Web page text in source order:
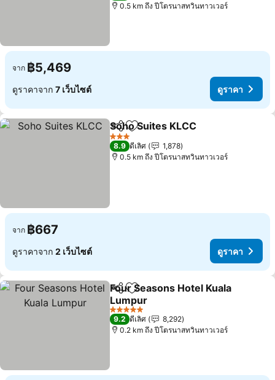
0.5 km ถึง ปีโตรนาสทวินทาวเวอร์
จาก ฿5,469
ดูราคาจาก 7 เว็บไซต์ ดูราคา
แชร์ เพิ่มในรายการโปรด
Soho Suites KLCC
3 ดาว
8.9 ดีเลิศ
1,878
0.5 km ถึง ปีโตรนาสทวินทาวเวอร์
จาก ฿667
ดูราคาจาก 2 เว็บไซต์ ดูราคา
แชร์ เพิ่มในรายการโปรด
Four Seasons Hotel Kuala
Lumpur
ดูราคา
5 ดาว
9.2 ดีเลิศ
8,292
0.2 km ถึง ปีโตรนาสทวินทาวเวอร์